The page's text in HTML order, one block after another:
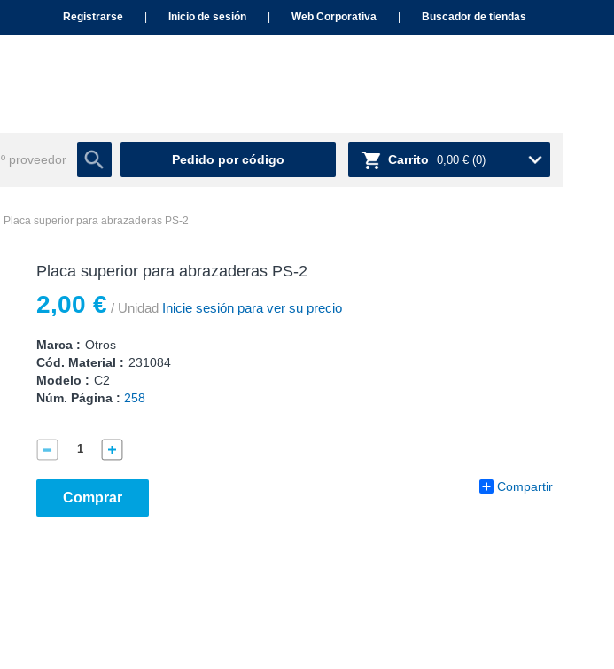
Registrarse Inicio de sesión Web Corporativa Buscador de tiendas
Pedido por código Carrito 0,00 € (0)
Placa superior para abrazaderas PS-2
Placa superior para abrazaderas PS-2
2,00 € / Unidad Inicie sesión para ver su precio
Marca : Otros
Cód. Material : 231084
Modelo : C2
Núm. Página : 258
Comprar
Compartir